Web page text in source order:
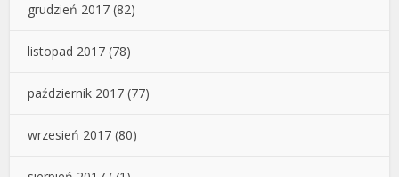
grudzień 2017 (82)
listopad 2017 (78)
październik 2017 (77)
wrzesień 2017 (80)